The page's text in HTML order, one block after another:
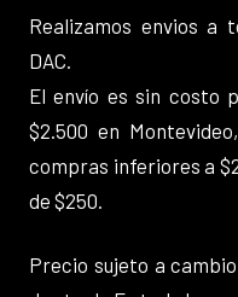
Realizamos envios a
DAC.
El envío es sin costo
$2.500 en
compras inferiores a
de $250.
Precio sujeto a